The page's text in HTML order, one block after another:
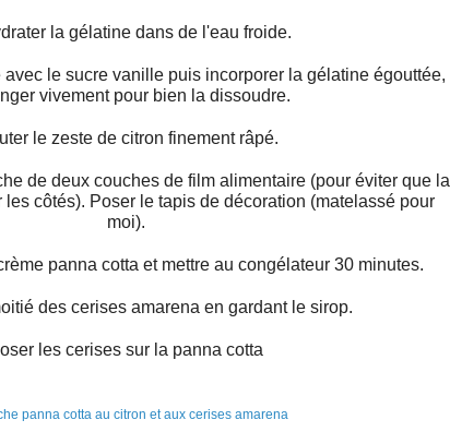
la gélatine dans de l'eau froide.
le sucre vanille puis incorporer la gélatine égouttée,
vivement pour bien la dissoudre.
le zeste de citron finement râpé.
de deux couches de film alimentaire (pour éviter que la
côtés). Poser le tapis de décoration (matelassé pour
moi).
panna cotta et mettre au congélateur 30 minutes.
des cerises amarena en gardant le sirop.
les cerises sur la panna cotta